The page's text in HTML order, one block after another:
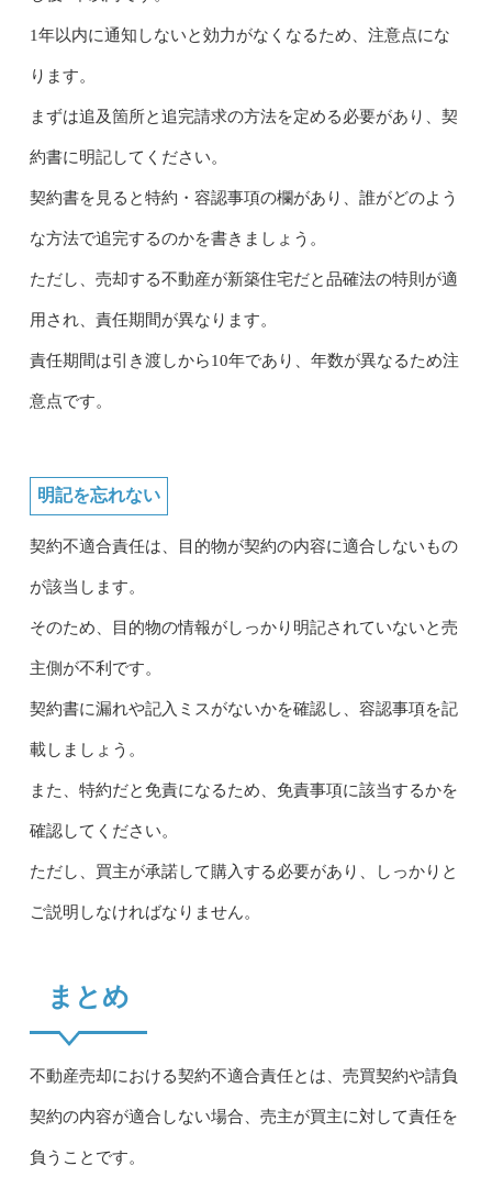
1年以内に通知しないと効力がなくなるため、注意点にな
ります。
まずは追及箇所と追完請求の方法を定める必要があり、契
約書に明記してください。
契約書を見ると特約・容認事項の欄があり、誰がどのよう
な方法で追完するのかを書きましょう。
ただし、売却する不動産が新築住宅だと品確法の特則が適
用され、責任期間が異なります。
責任期間は引き渡しから10年であり、年数が異なるため注
意点です。
明記を忘れない
契約不適合責任は、目的物が契約の内容に適合しないもの
が該当します。
そのため、目的物の情報がしっかり明記されていないと売
主側が不利です。
契約書に漏れや記入ミスがないかを確認し、容認事項を記
載しましょう。
また、特約だと免責になるため、免責事項に該当するかを
確認してください。
ただし、買主が承諾して購入する必要があり、しっかりと
ご説明しなければなりません。
まとめ
不動産売却における契約不適合責任とは、売買契約や請負
契約の内容が適合しない場合、売主が買主に対して責任を
負うことです。